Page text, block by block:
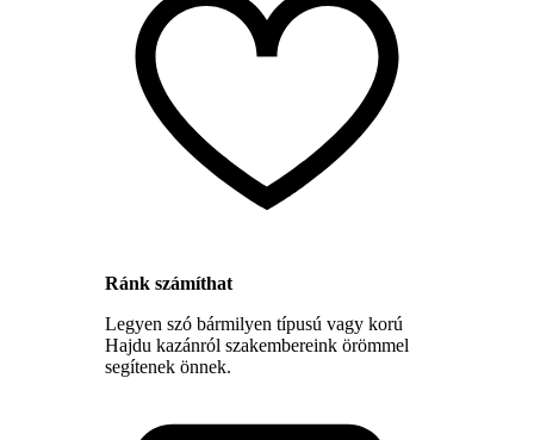
Ránk számíthat
Legyen szó bármilyen típusú vagy korú
Hajdu kazánról szakembereink örömmel
segítenek önnek.